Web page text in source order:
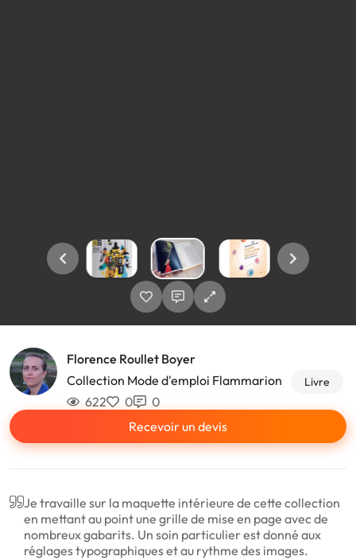
Florence Roullet Boyer
Collection Mode d'emploi Flammarion
Livre
622 0
0
Recevoir un devis
Je travaille sur la maquette intérieure de cette collection
en mettant au point une grille de mise en page avec de
nombreux gabarits. Un soin particulier est donné aux
réglages typographiques et au rythme des images.